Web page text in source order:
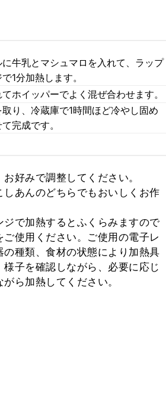
牛乳とマシュマロを入れて、ラップ
1分加熱します。
ホイッパーでよく混ぜ合わせます。
り、冷蔵庫で1時間ほど冷やし固め
完成です。
好みで調整してください。
しあんのどちらでもおいしくお作
ジで加熱するとふくらみますので
使用ください。ご使用の電子レ
の種類、食材の状態により加熱具
子を確認しながら、必要に応じ
ら加熱してください。